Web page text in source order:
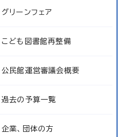
グリーンフェア
こども図書館再整備
公民館運営審議会概要
過去の予算一覧
企業、団体の方